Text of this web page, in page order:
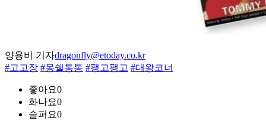
양용비 기자dragonfly@etoday.co.kr
#고고장 #몽쉘통통 #팽고팽고 #대왕코너
좋아요0
화나요0
슬퍼요0